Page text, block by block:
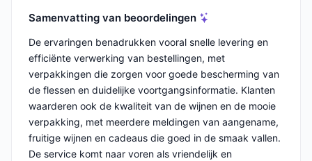
Samenvatting van beoordelingen
De ervaringen benadrukken vooral snelle levering en
efficiënte verwerking van bestellingen, met
verpakkingen die zorgen voor goede bescherming van
de flessen en duidelijke voortgangsinformatie. Klanten
waarderen ook de kwaliteit van de wijnen en de mooie
verpakking, met meerdere meldingen van aangename,
fruitige wijnen en cadeaus die goed in de smaak vallen.
De service komt naar voren als vriendelijk en